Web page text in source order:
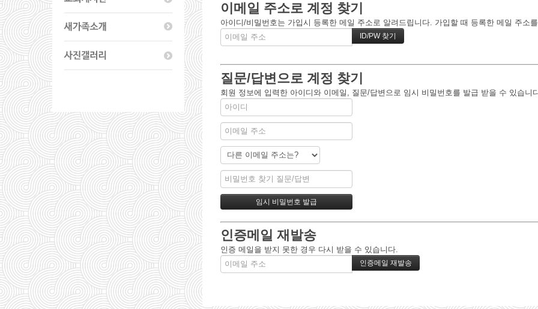
이메일 주소로 계정 찾기
아이디/비밀번호는 가입시 등록한 메일 주소로 알려드립니다. 가입할 때 등록한 메일 주소
질문/답변으로 계정 찾기
회원 정보에 입력한 아이디와 이메일, 질문/답변으로 임시 비밀번호를 발급 받을 수 있습니
인증메일 재발송
인증 메일을 받지 못한 경우 다시 받을 수 있습니다.